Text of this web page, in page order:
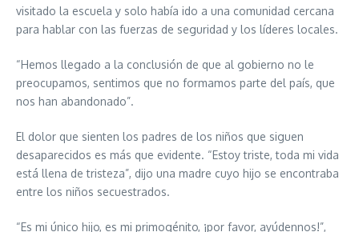
visitado la escuela y solo había ido a una comunidad cercana
para hablar con las fuerzas de seguridad y los líderes locales.
“Hemos llegado a la conclusión de que al gobierno no le
preocupamos, sentimos que no formamos parte del país, que
nos han abandonado”.
El dolor que sienten los padres de los niños que siguen
desaparecidos es más que evidente. “Estoy triste, toda mi vida
está llena de tristeza”, dijo una madre cuyo hijo se encontraba
entre los niños secuestrados.
“Es mi único hijo, es mi primogénito, ¡por favor, ayúdennos!”,